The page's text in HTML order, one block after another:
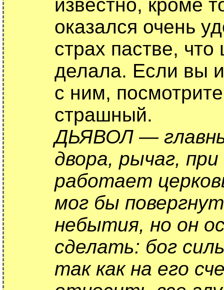
известно, кроме
оказался очень
страх пастве,
делала. Если вы
с ним,
страшный.
ДЬЯВОЛ —
двора, рычаг,
работает
мог бы
небытия, но он
сделать: бог
так как на его